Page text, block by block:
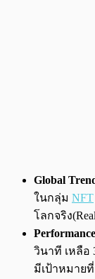
Global
ในกลุ่ม NFT
โลกจริง
วินาที เหลือ
มีเป้าหมายที่